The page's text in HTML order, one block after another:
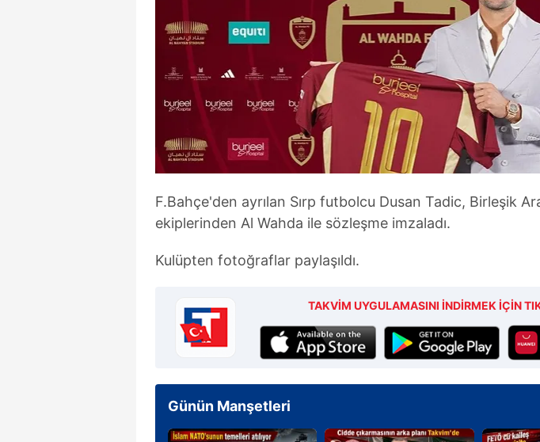
F.Bahçe'den ayrılan Sırp futbolcu Dusan Tadic, Birleşik
ekiplerinden Al Wahda ile sözleşme imzaladı.
Kulüpten fotoğraflar paylaşıldı.
TAKVİM UYGULAMASINI İNDİRMEK İÇİN
Günün Manşetleri